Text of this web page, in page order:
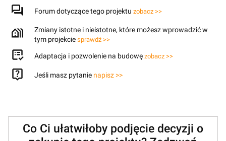
Forum dotyczące tego projektu zobacz >>
Zmiany istotne i nieistotne, które możesz wprowadzić w
tym projekcie sprawdź >>
Adaptacja i pozwolenie na budowę zobacz >>
Jeśli masz pytanie napisz >>
Co Ci ułatwiłoby podjęcie decyzji o